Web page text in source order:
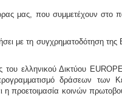
μας, που συμμετέχουν στο
με τη συγχρηματοδότηση
του ελληνικού Δικτύου
δράσεων των
κοινών